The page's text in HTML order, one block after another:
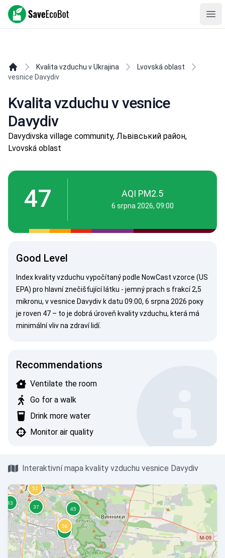
SaveEcoBot
Kvalita vzduchu v Ukrajina
Lvovská oblast
vesnice Davydiv
Kvalita vzduchu v vesnice
Davydiv
Davydivska village community, Львівський район,
Lvovská oblast
47 AQI PM2.5
6 srpna 2026, 09:00
Good Level
Index kvality vzduchu vypočítaný podle NowCast vzorce (US
EPA) pro hlavní znečišťující látku - jemný prach s frakcí 2,5
mikronu, v vesnice Davydiv k datu 09:00, 6 srpna 2026 року
je roven 47 – to je dobrá úroveň kvality vzduchu, která má
minimální vliv na zdraví lidí.
Recommendations
Ventilate the room
Go for a walk
Drink more water
Monitor air quality
Interaktivní mapa kvality vzduchu vesnice Davydiv